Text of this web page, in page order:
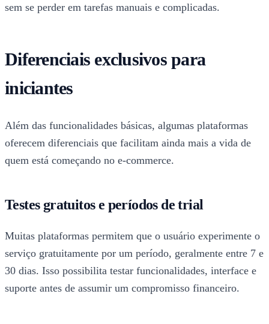
sem se perder em tarefas manuais e complicadas.
Diferenciais exclusivos para
iniciantes
Além das funcionalidades básicas, algumas plataformas
oferecem diferenciais que facilitam ainda mais a vida de
quem está começando no e-commerce.
Testes gratuitos e períodos de trial
Muitas plataformas permitem que o usuário experimente o
serviço gratuitamente por um período, geralmente entre 7 e
30 dias. Isso possibilita testar funcionalidades, interface e
suporte antes de assumir um compromisso financeiro.